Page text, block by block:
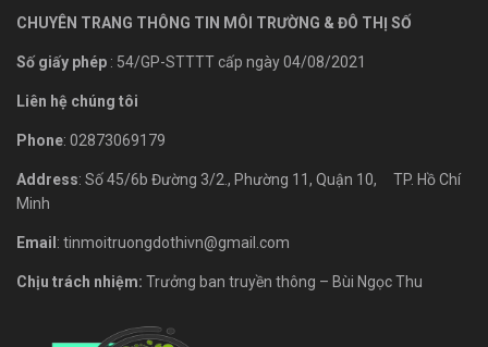
CHUYÊN TRANG THÔNG TIN MÔI TRƯỜNG & ĐÔ THỊ SỐ
Số giấy phép : 54/GP-STTTT cấp ngày 04/08/2021
Liên hệ chúng tôi
Phone: 02873069179
Address: Số 45/6b Đường 3/2., Phường 11, Quận 10, TP. Hồ Chí
Minh
Email : tinmoitruongdothivn@gmail.com
Chịu trách nhiệm: Trưởng ban truyền thông – Bùi Ngọc Thu